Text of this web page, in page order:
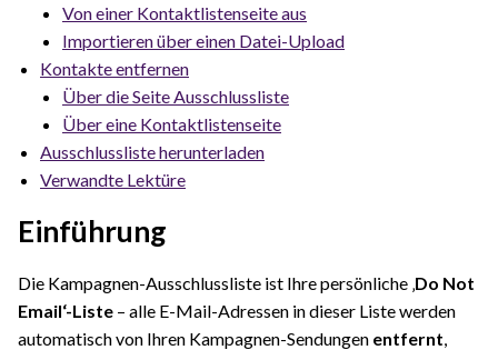
Von einer Kontaktlistenseite aus
Importieren über einen Datei-Upload
Kontakte entfernen
Über die Seite Ausschlussliste
Über eine Kontaktlistenseite
Ausschlussliste herunterladen
Verwandte Lektüre
Einführung
Die Kampagnen-Ausschlussliste ist Ihre persönliche ‚ Do Not
Email‘-Liste – alle E-Mail-Adressen in dieser Liste werden
automatisch von Ihren Kampagnen-Sendungen entfernt